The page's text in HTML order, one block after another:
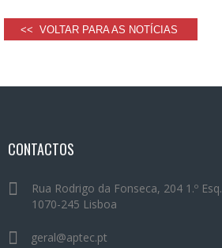
<< VOLTAR PARA AS NOTÍCIAS
CONTACTOS
Rua Rodrigo da Fonseca, 204 1.º Esq.
1070-245 Lisboa
geral@aptec.pt